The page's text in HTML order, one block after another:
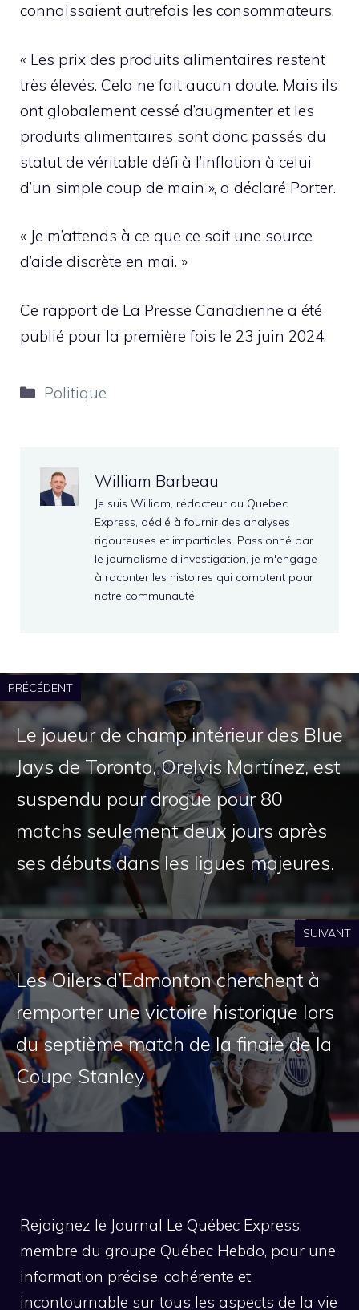
connaissaient autrefois les consommateurs.
« Les prix des produits alimentaires restent
très élevés. Cela ne fait aucun doute. Mais ils
ont globalement cessé d’augmenter et les
produits alimentaires sont donc passés du
statut de véritable défi à l’inflation à celui
d’un simple coup de main », a déclaré Porter.
« Je m’attends à ce que ce soit une source
d’aide discrète en mai. »
Ce rapport de La Presse Canadienne a été
publié pour la première fois le 23 juin 2024.
Catégories
Politique
William Barbeau
Je suis William, rédacteur au Quebec
Express, dédié à fournir des analyses
rigoureuses et impartiales. Passionné par
le journalisme d'investigation, je m'engage
à raconter les histoires qui comptent pour
notre communauté.
PRÉCÉDENT
Le joueur de champ intérieur des Blue
Jays de Toronto, Orelvis Martínez, est
suspendu pour drogue pour 80
matchs seulement deux jours après
ses débuts dans les ligues majeures.
SUIVANT
Les Oilers d’Edmonton cherchent à
remporter une victoire historique lors
du septième match de la finale de la
Coupe Stanley
Rejoignez le Journal Le Québec Express,
membre du groupe Québec Hebdo, pour une
information précise, cohérente et
incontournable sur tous les aspects de la vie